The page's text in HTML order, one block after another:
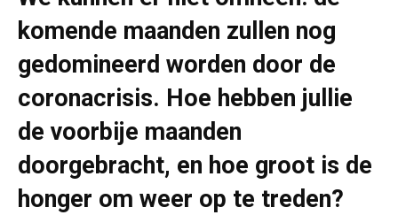
komende maanden zullen nog
gedomineerd worden door de
coronacrisis. Hoe hebben jullie
de voorbije maanden
doorgebracht, en hoe groot is de
honger om weer op te treden?